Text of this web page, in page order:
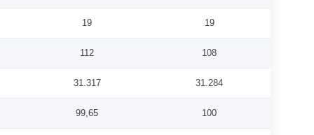
19 19
112 108
31.317 31.284
99,65 100